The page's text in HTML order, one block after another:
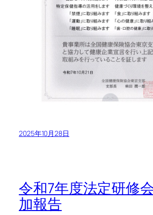
2025年10月28日
令和7年度法定研修
加報告